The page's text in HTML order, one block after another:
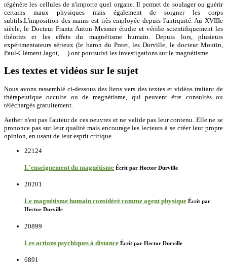
régénère les cellules de n'importe quel organe. Il permet de soulager ou guérir
certains maux physiques mais également de soigner les corps
subtils.L'imposition des mains est très employée depuis l'antiquité. Au XVIIIe
siècle, le Docteur Frantz Anton Mesmer étudie et vérifie scientifiquement les
théories et les effets du magnétisme humain. Depuis lors, plusieurs
expérimentateurs sérieux (le baron du Potet, les Durville, le docteur Moutin,
Paul-Clément Jagot, …) ont poursuivi les investigations sur le magnétisme.
Les textes et vidéos sur le sujet
Nous avons rassemblé ci-dessous des liens vers des textes et vidéos traitant de
thérapeutique occulte ou de magnétisme, qui peuvent être consultés ou
téléchargés gratuitement.
Aether n'est pas l'auteur de ces oeuvres et ne valide pas leur contenu. Elle ne se
prononce pas sur leur qualité mais encourage les lecteurs à se créer leur propre
opinion, en usant de leur esprit critique.
22124
L'enseignement du magnétisme Écrit par Hector Durville
20201
Le magnétisme humain considéré comme agent physique Écrit par
Hector Durville
20899
Les actions psychiques à distance Écrit par Hector Durville
6891